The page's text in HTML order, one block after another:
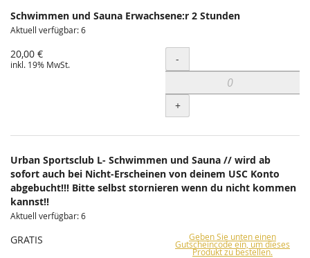
Schwimmen und Sauna Erwachsene:r 2 Stunden
Aktuell verfügbar: 6
20,00 €
inkl. 19% MwSt. Menge
-
+
Urban Sportsclub L- Schwimmen und Sauna // wird ab
sofort auch bei Nicht-Erscheinen von deinem USC Konto
abgebucht!!! Bitte selbst stornieren wenn du nicht kommen
kannst!!
Aktuell verfügbar: 6
GRATIS Geben Sie unten einen
Gutscheincode ein, um dieses
Produkt zu bestellen.